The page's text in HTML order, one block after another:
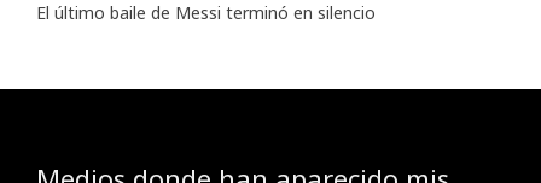
El último baile de Messi terminó en silencio